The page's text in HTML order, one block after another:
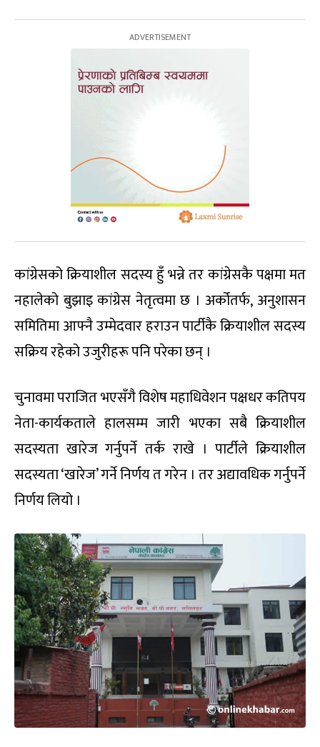
कांग्रेसको क्रियाशील सदस्य हुँ भन्ने तर कांग्रेसकै पक्षमा मत
नहालेको बुझाइ कांग्रेस नेतृत्वमा छ । अर्कोतर्फ, अनुशासन
समितिमा आफ्नै उम्मेदवार हराउन पार्टीकै क्रियाशील सदस्य
सक्रिय रहेको उजुरीहरू पनि परेका छन् ।
चुनावमा पराजित भएसँगै विशेष महाधिवेशन पक्षधर कतिपय
नेता-कार्यकताले हालसम्म जारी भएका सबै क्रियाशील
सदस्यता खारेज गर्नुपर्ने तर्क राखे । पार्टीले क्रियाशील
सदस्यता ‘खारेज’ गर्ने निर्णय त गरेन । तर अद्यावधिक गर्नुपर्ने
निर्णय लियो ।